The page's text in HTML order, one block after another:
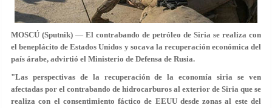
MOSCÚ (Sputnik) — El contrabando de petróleo de Siria se realiza con
el beneplácito de Estados Unidos y socava la recuperación económica del
país árabe, advirtió el Ministerio de Defensa de Rusia.
"Las perspectivas de la recuperación de la economía siria se ven
afectadas por el contrabando de hidrocarburos al exterior de Siria que se
realiza con el consentimiento fáctico de EEUU desde zonas al este del